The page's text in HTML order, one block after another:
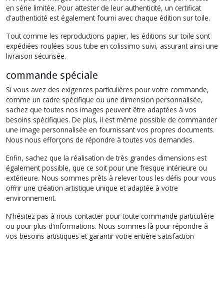
en série limitée. Pour attester de leur authenticité, un certificat
d'authenticité est également fourni avec chaque édition sur toile.
Tout comme les reproductions papier, les éditions sur toile sont
expédiées roulées sous tube en colissimo suivi, assurant ainsi une
livraison sécurisée.
commande spéciale
Si vous avez des exigences particulières pour votre commande,
comme un cadre spécifique ou une dimension personnalisée,
sachez que toutes nos images peuvent être adaptées à vos
besoins spécifiques. De plus, il est même possible de commander
une image personnalisée en fournissant vos propres documents.
Nous nous efforçons de répondre à toutes vos demandes.
Enfin, sachez que la réalisation de très grandes dimensions est
également possible, que ce soit pour une fresque intérieure ou
extérieure. Nous sommes prêts à relever tous les défis pour vous
offrir une création artistique unique et adaptée à votre
environnement.
N'hésitez pas à nous contacter pour toute commande particulière
ou pour plus d'informations. Nous sommes là pour répondre à
vos besoins artistiques et garantir votre entière satisfaction